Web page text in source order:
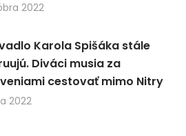
2022
Karola Spišáka stále
Diváci musia za
cestovať mimo Nitry
2022